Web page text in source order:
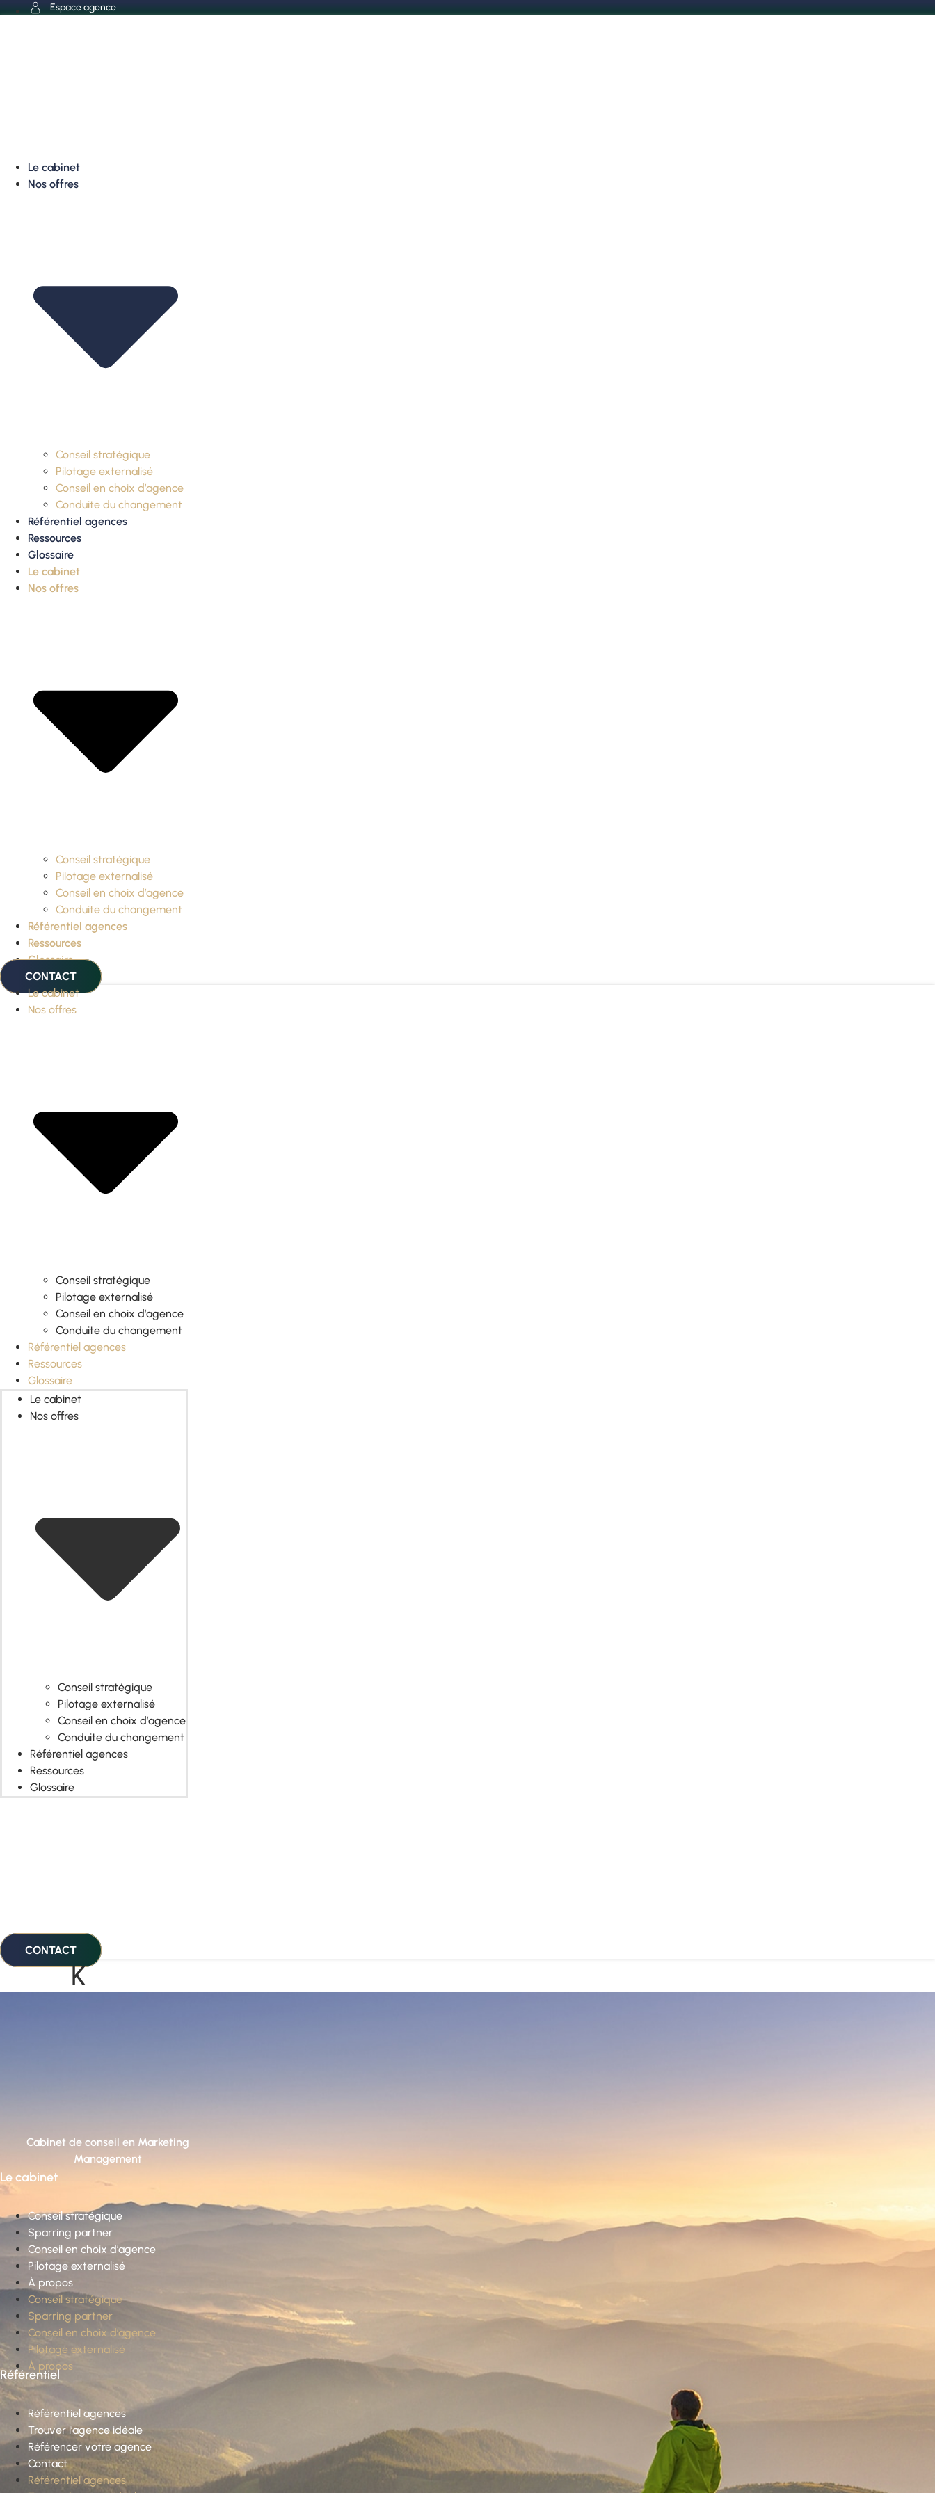
Aller
Espace agence
Le cabinet
Nos offres
Conseil stratégique
Pilotage externalisé
Conseil en choix d’agence
Conduite du changement
Référentiel agences
Ressources
Glossaire
Le cabinet
Nos offres
Conseil stratégique
Pilotage externalisé
Conseil en choix d’agence
Conduite du changement
Référentiel agences
Ressources
Glossaire
CONTACT
Le cabinet
Nos offres
Conseil stratégique
Pilotage externalisé
Conseil en choix d’agence
Conduite du changement
Référentiel agences
Ressources
Glossaire
Le cabinet
Nos offres
Conseil stratégique
Pilotage externalisé
Conseil en choix d’agence
Conduite du changement
Référentiel agences
Ressources
Glossaire
CONTACT
K
Cabinet de conseil en Marketing
Management
Le cabinet
Conseil stratégique
Sparring partner
Conseil en choix d’agence
Pilotage externalisé
À propos
Conseil stratégique
Sparring partner
Conseil en choix d’agence
Pilotage externalisé
À propos
Référentiel
Référentiel agences
Trouver l’agence idéale
Référencer votre agence
Contact
Référentiel agences